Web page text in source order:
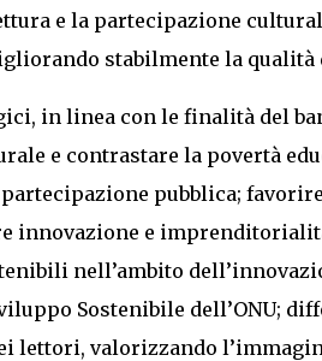
e la partecipazione
stabilmente la
in linea con le finalità del
e contrastare la povertà
pubblica;
innovazione e
nell’ambito
Sostenibile dell’ONU;
lettori, valorizzando